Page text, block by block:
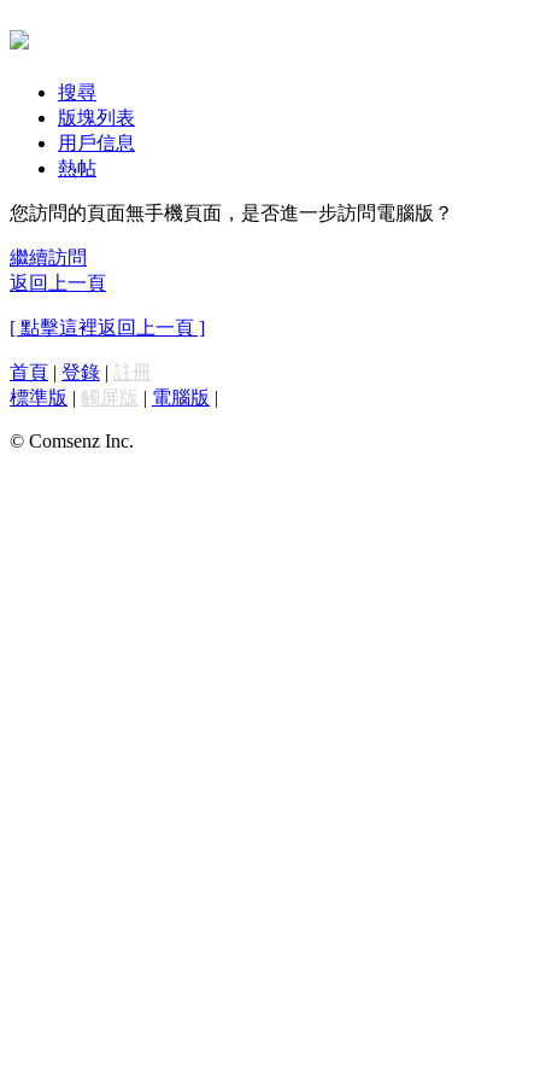
搜尋
版塊列表
用戶信息
熱帖
您訪問的頁面無手機頁面，是否進一步訪問電腦版？
繼續訪問
返回上一頁
[ 點擊這裡返回上一頁 ]
首頁 | 登錄 | 註冊
標準版 | 觸屏版 | 電腦版 |
© Comsenz Inc.